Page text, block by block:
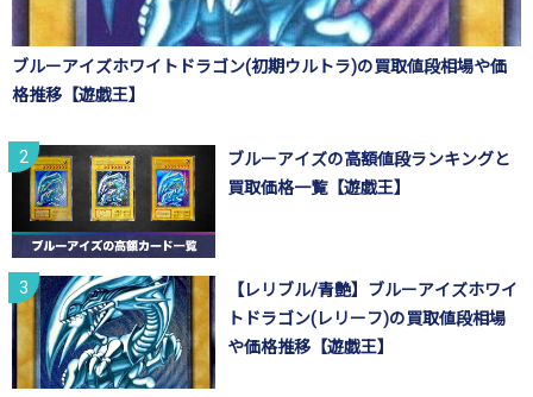
ブルーアイズホワイトドラゴン(初期ウルトラ)の買取値段相場や価
格推移【遊戯王】
ブルーアイズの高額値段ランキングと
買取価格一覧【遊戯王】
【レリブル/青艶】ブルーアイズホワイ
トドラゴン(レリーフ)の買取値段相場
や価格推移【遊戯王】